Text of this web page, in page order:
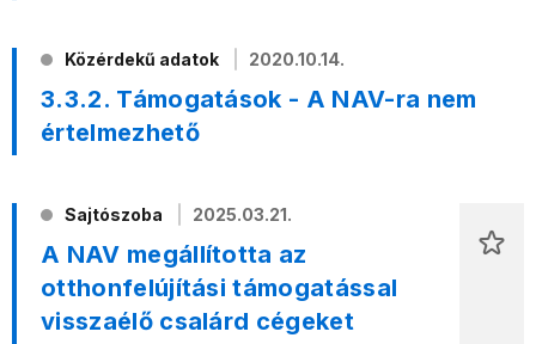
Közérdekű adatok 2020.10.14.
3.3.2. Támogatások - A NAV-ra nem
értelmezhető
Sajtószoba 2025.03.21.
A NAV megállította az
otthonfelújítási támogatással
visszaélő csalárd cégeket